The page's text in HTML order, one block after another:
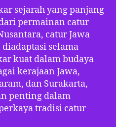
sejarah yang panjang
permainan catur
catur Jawa
selama
kuat dalam budaya
kerajaan Jawa,
dan Surakarta,
penting dalam
tradisi catur